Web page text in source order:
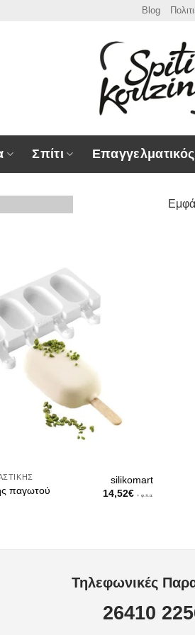
Blog
Σπίτι
παγωτού
silikomart
14,52€ + φ.π.α.
Τηλεφωνικές
26410